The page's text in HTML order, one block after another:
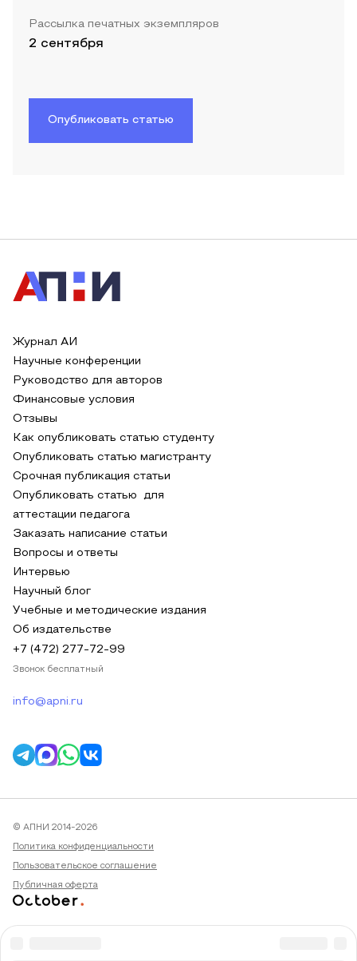
Рассылка печатных экземпляров
2 сентября
Опубликовать статью
Журнал АИ
Научные конференции
Руководство для авторов
Финансовые условия
Отзывы
Как опубликовать статью студенту
Опубликовать статью магистранту
Срочная публикация статьи
Опубликовать статью для
аттестации педагога
Заказать написание статьи
Вопросы и ответы
Интервью
Научный блог
Учебные и методические издания
Об издательстве
+7 (472) 277-72-99
Звонок бесплатный
info@apni.ru
© АПНИ 2014-2026
Политика конфиденциальности
Пользовательское соглашение
Публичная оферта